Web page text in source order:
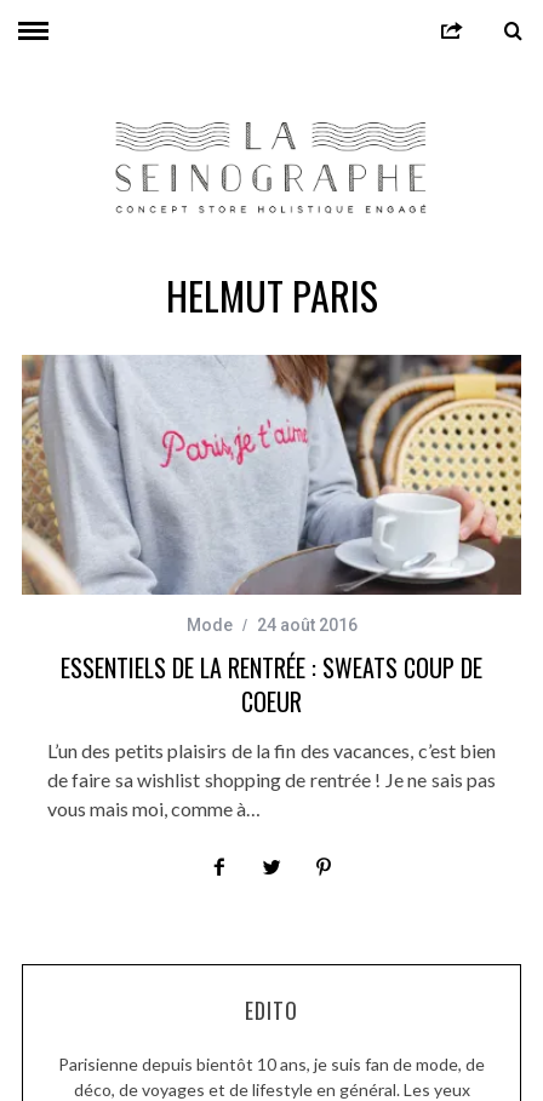
HELMUT PARIS
Mode 24 août 2016
ESSENTIELS DE LA RENTRÉE : SWEATS COUP DE
COEUR
L’un des petits plaisirs de la fin des vacances, c’est bien
de faire sa wishlist shopping de rentrée ! Je ne sais pas
vous mais moi, comme à…
EDITO
Parisienne depuis bientôt 10 ans, je suis fan de mode, de
déco, de voyages et de lifestyle en général. Les yeux